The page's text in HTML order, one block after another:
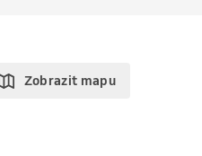
Zobrazit mapu